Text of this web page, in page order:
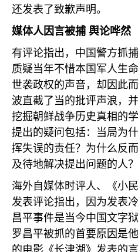
还发表了致歉声明。
媒体人因言被捕 舆论哗然
有评论指出，中国警方抓
质疑当年不惜本国军人生
世袭政权的声音，却因此
波直截了当的批评声浪，
挖掘朝鲜战争历史真相的
提出的疑问包括：当局为
挥失误的责任？为什么反
及待地解决提出问题的人？
海外自媒体时评人、《小
发表评论指出，因为发表
昌平事件是当今中国文字
罗昌平被抓的首要原因是
的电影《长津湖》发表的